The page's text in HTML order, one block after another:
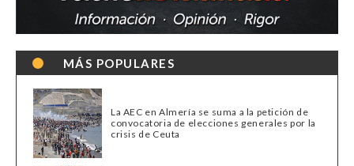
MÁS POPULARES
La AEC en Almería se suma a la petición de
convocatoria de elecciones generales por la
crisis de Ceuta